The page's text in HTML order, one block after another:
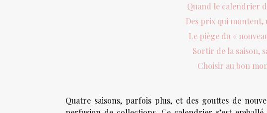
Quand le calendrier
Des prix qui montent,
Le piège du «
Sortir de la saison,
Choisir au bon
Quatre saisons, parfois plus, et des gouttes de